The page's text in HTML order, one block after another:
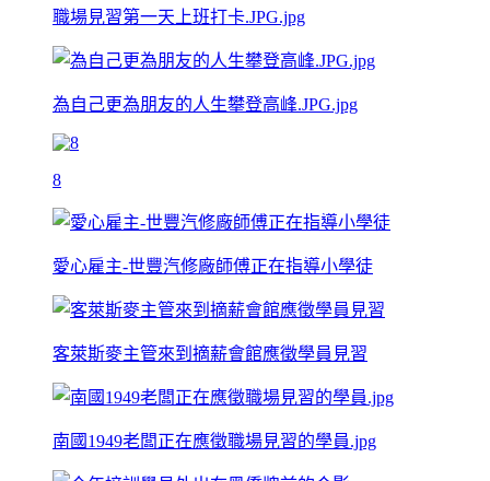
職場見習第一天上班打卡.JPG.jpg
為自己更為朋友的人生攀登高峰.JPG.jpg
8
愛心雇主-世豐汽修廠師傅正在指導小學徒
客萊斯麥主管來到摘薪會館應徵學員見習
南國1949老闆正在應徵職場見習的學員.jpg